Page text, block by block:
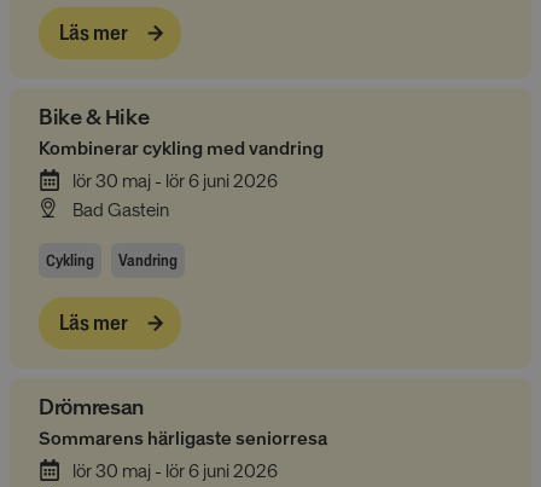
Läs mer
Bike & Hike
Kombinerar cykling med vandring
lör 30 maj - lör 6 juni 2026
Bad Gastein
Cykling Vandring
Läs mer
Drömresan
Sommarens härligaste seniorresa
lör 30 maj - lör 6 juni 2026